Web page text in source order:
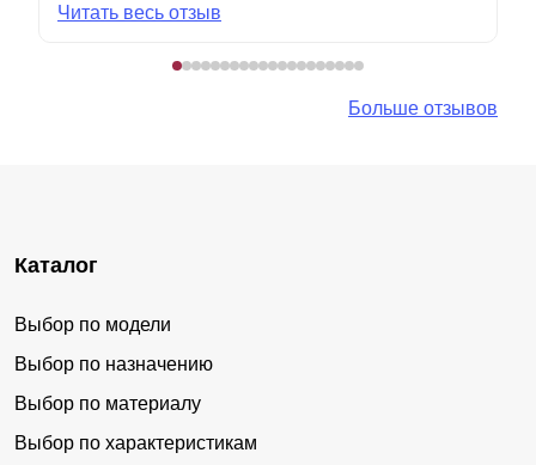
Читать весь отзыв
Больше отзывов
Каталог
Выбор по модели
Выбор по назначению
Выбор по материалу
Выбор по характеристикам